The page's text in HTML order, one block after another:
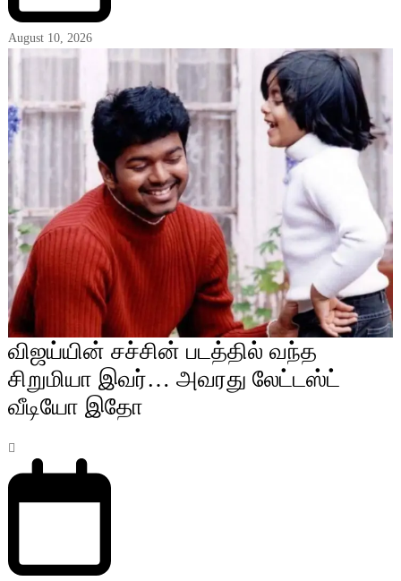
August 10, 2026
விஜய்யின் சச்சின் படத்தில் வந்த
சிறுமியா இவர்… அவரது லேட்டஸ்ட்
வீடியோ இதோ